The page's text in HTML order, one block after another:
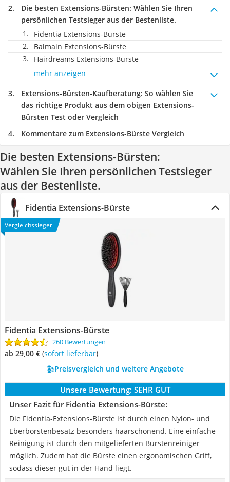
Die besten Extensions-Bürsten: Wählen Sie Ihren
persönlichen Testsieger aus der Bestenliste.
Fidentia Extensions-Bürste
Balmain Extensions-Bürste
Hairdreams Extensions-Bürste
mehr anzeigen
Extensions-Bürsten-Kaufberatung: So wählen Sie
das richtige Produkt aus dem obigen Extensions-
Bürsten Test oder Vergleich
Kommentare zum Extensions-Bürste Vergleich
Die besten Extensions-Bürsten:
Wählen Sie Ihren persönlichen Testsieger
aus der Bestenliste.
Fidentia Extensions-Bürste
Vergleichssieger
Fidentia Extensions-Bürste
260 Bewertungen
ab 29,00 € ( Sofort lieferbar)
Preisvergleich und weitere Angebote
Unsere Bewertung: SEHR GUT
Unser Fazit für Fidentia Extensions-Bürste:
Die Fidentia-Extensions-Bürste ist durch einen Nylon- und
Eberborstenbesatz besonders haarschonend. Eine einfache
Reinigung ist durch den mitgelieferten Bürstenreiniger
möglich. Zudem hat die Bürste einen ergonomischen Griff,
sodass dieser gut in der Hand liegt.